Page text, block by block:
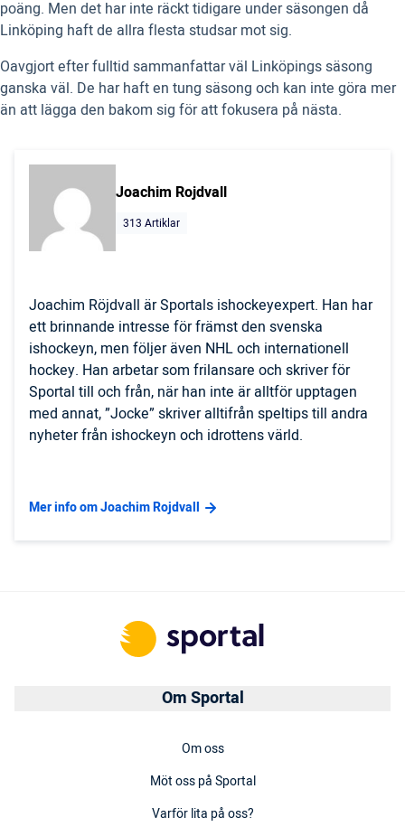
poäng. Men det har inte räckt tidigare under säsongen då
Linköping haft de allra flesta studsar mot sig.
Oavgjort efter fulltid sammanfattar väl Linköpings säsong
ganska väl. De har haft en tung säsong och kan inte göra mer
än att lägga den bakom sig för att fokusera på nästa.
Joachim Rojdvall
313 Artiklar
Joachim Röjdvall är Sportals ishockeyexpert. Han har
ett brinnande intresse för främst den svenska
ishockeyn, men följer även NHL och internationell
hockey. Han arbetar som frilansare och skriver för
Sportal till och från, när han inte är alltför upptagen
med annat, ”Jocke” skriver alltifrån speltips till andra
nyheter från ishockeyn och idrottens värld.
Mer info om Joachim Rojdvall
Om Sportal
Om oss
Möt oss på Sportal
Varför lita på oss?